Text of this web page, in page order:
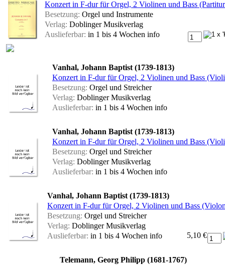
Konzert in F-dur für Orgel, 2 Violinen und Bass
Besetzung: Orgel und Instrumente
Verlag: Doblinger Musikverlag
Auslieferbar: in 1 bis 4 Wochen info
Vanhal, Johann Baptist (1739-1813)
Konzert in F-dur für Orgel, 2 Violinen und Bass
Besetzung: Orgel und Streicher
Verlag: Doblinger Musikverlag
Auslieferbar: in 1 bis 4 Wochen info
Vanhal, Johann Baptist (1739-1813)
Konzert in F-dur für Orgel, 2 Violinen und Bass
Besetzung: Orgel und Streicher
Verlag: Doblinger Musikverlag
Auslieferbar: in 1 bis 4 Wochen info
Vanhal, Johann Baptist (1739-1813)
Konzert in F-dur für Orgel, 2 Violinen und Bass
Besetzung: Orgel und Streicher
Verlag: Doblinger Musikverlag
Auslieferbar: in 1 bis 4 Wochen info 5,10 €
Telemann, Georg Philipp (1681-1767)